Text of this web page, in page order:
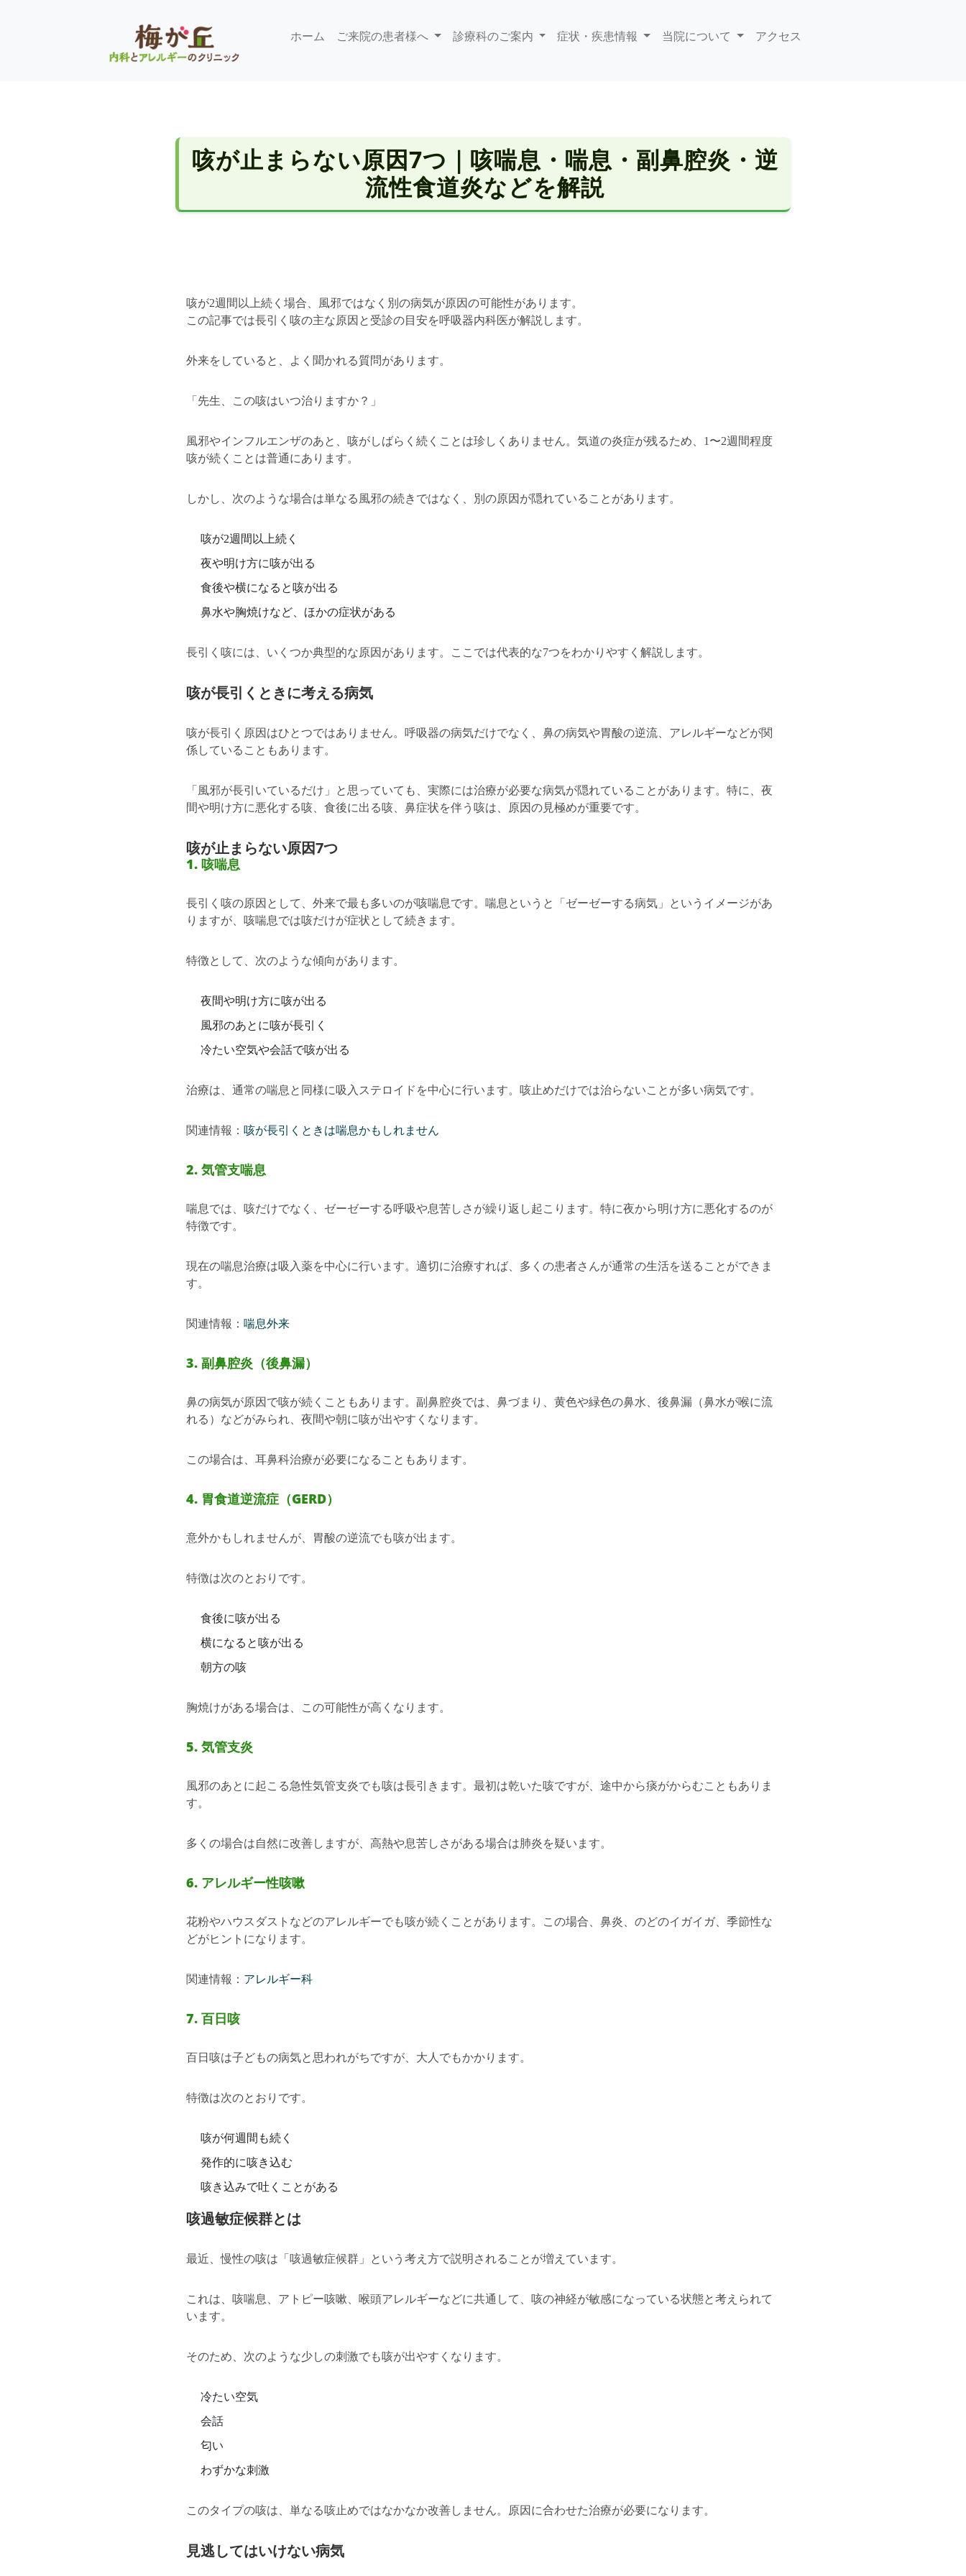
ホーム ご来院の患者様へ 診療科のご案内 症状・疾患情報 当院について アクセス
咳が止まらない原因7つ｜咳喘息・喘息・副鼻腔炎・逆
流性食道炎などを解説
咳が2週間以上続く場合、風邪ではなく別の病気が原因の可能性があります。
この記事では長引く咳の主な原因と受診の目安を呼吸器内科医が解説します。
外来をしていると、よく聞かれる質問があります。
「先生、この咳はいつ治りますか？」
風邪やインフルエンザのあと、咳がしばらく続くことは珍しくありません。気道の炎症が残るため、1〜2週間程度
咳が続くことは普通にあります。
しかし、次のような場合は単なる風邪の続きではなく、別の原因が隠れていることがあります。
咳が2週間以上続く
夜や明け方に咳が出る
食後や横になると咳が出る
鼻水や胸焼けなど、ほかの症状がある
長引く咳には、いくつか典型的な原因があります。ここでは代表的な7つをわかりやすく解説します。
咳が長引くときに考える病気
咳が長引く原因はひとつではありません。呼吸器の病気だけでなく、鼻の病気や胃酸の逆流、アレルギーなどが関
係していることもあります。
「風邪が長引いているだけ」と思っていても、実際には治療が必要な病気が隠れていることがあります。特に、夜
間や明け方に悪化する咳、食後に出る咳、鼻症状を伴う咳は、原因の見極めが重要です。
咳が止まらない原因7つ
1. 咳喘息
長引く咳の原因として、外来で最も多いのが咳喘息です。喘息というと「ゼーゼーする病気」というイメージがあ
りますが、咳喘息では咳だけが症状として続きます。
特徴として、次のような傾向があります。
夜間や明け方に咳が出る
風邪のあとに咳が長引く
冷たい空気や会話で咳が出る
治療は、通常の喘息と同様に吸入ステロイドを中心に行います。咳止めだけでは治らないことが多い病気です。
関連情報： 咳が長引くときは喘息かもしれません
2. 気管支喘息
喘息では、咳だけでなく、ゼーゼーする呼吸や息苦しさが繰り返し起こります。特に夜から明け方に悪化するのが
特徴です。
現在の喘息治療は吸入薬を中心に行います。適切に治療すれば、多くの患者さんが通常の生活を送ることができま
す。
関連情報： 喘息外来
3. 副鼻腔炎（後鼻漏）
鼻の病気が原因で咳が続くこともあります。副鼻腔炎では、鼻づまり、黄色や緑色の鼻水、後鼻漏（鼻水が喉に流
れる）などがみられ、夜間や朝に咳が出やすくなります。
この場合は、耳鼻科治療が必要になることもあります。
4. 胃食道逆流症（GERD）
意外かもしれませんが、胃酸の逆流でも咳が出ます。
特徴は次のとおりです。
食後に咳が出る
横になると咳が出る
朝方の咳
胸焼けがある場合は、この可能性が高くなります。
5. 気管支炎
風邪のあとに起こる急性気管支炎でも咳は長引きます。最初は乾いた咳ですが、途中から痰がからむこともありま
す。
多くの場合は自然に改善しますが、高熱や息苦しさがある場合は肺炎を疑います。
6. アレルギー性咳嗽
花粉やハウスダストなどのアレルギーでも咳が続くことがあります。この場合、鼻炎、のどのイガイガ、季節性な
どがヒントになります。
関連情報： アレルギー科
7. 百日咳
百日咳は子どもの病気と思われがちですが、大人でもかかります。
特徴は次のとおりです。
咳が何週間も続く
発作的に咳き込む
咳き込みで吐くことがある
咳過敏症候群とは
最近、慢性の咳は「咳過敏症候群」という考え方で説明されることが増えています。
これは、咳喘息、アトピー咳嗽、喉頭アレルギーなどに共通して、咳の神経が敏感になっている状態と考えられて
います。
そのため、次のような少しの刺激でも咳が出やすくなります。
冷たい空気
会話
匂い
わずかな刺激
このタイプの咳は、単なる咳止めではなかなか改善しません。原因に合わせた治療が必要になります。
見逃してはいけない病気